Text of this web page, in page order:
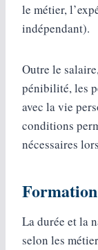
le métier,
indépendant).
Outre le
pénibilité, les
avec la vie
conditions
nécessaires
La durée et la
selon les